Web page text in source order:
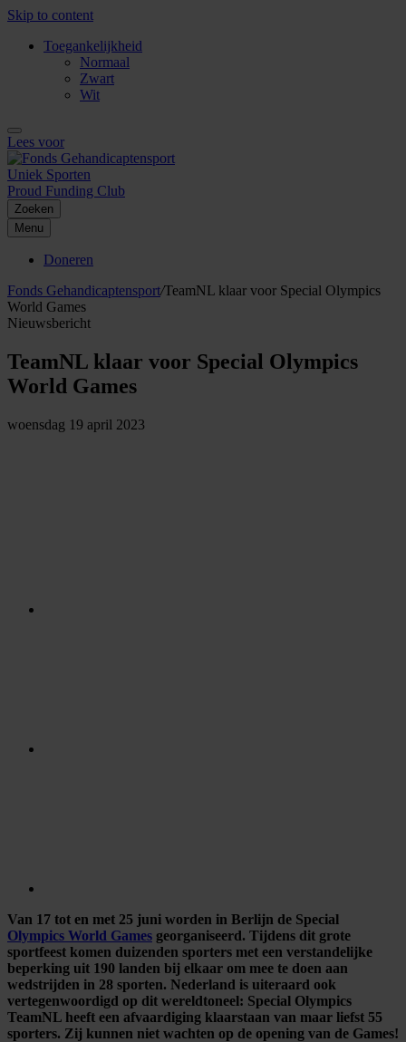
Skip to content
Toegankelijkheid
Normaal
Zwart
Wit
Lees voor
Uniek Sporten
Proud Funding Club
Zoeken
Menu
Doneren
Fonds Gehandicaptensport/TeamNL klaar voor Special Olympics
World Games
Nieuwsbericht
TeamNL klaar voor Special Olympics
World Games
woensdag 19 april 2023
Van 17 tot en met 25 juni worden in Berlijn de Special
Olympics World Games georganiseerd. Tijdens dit grote
sportfeest komen duizenden sporters met een verstandelijke
beperking uit 190 landen bij elkaar om mee te doen aan
wedstrijden in 28 sporten. Nederland is uiteraard ook
vertegenwoordigd op dit wereldtoneel: Special Olympics
TeamNL heeft een afvaardiging klaarstaan van maar liefst 55
sporters. Zij kunnen niet wachten op de opening van de Games!